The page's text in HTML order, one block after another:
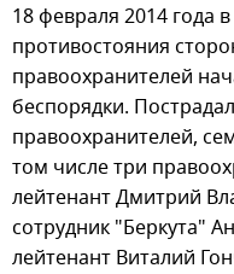
18 февраля 2014 года
противостояния
правоохранителей
беспорядки.
правоохранителей,
том числе три
лейтенант Дмитрий
сотрудник "Беркута"
лейтенант Виталий